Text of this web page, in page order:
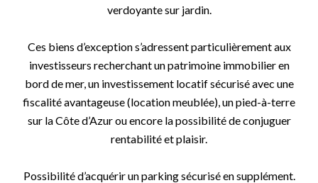
verdoyante sur jardin.
Ces biens d’exception s’adressent particulièrement aux
investisseurs recherchant un patrimoine immobilier en
bord de mer, un investissement locatif sécurisé avec une
fiscalité avantageuse (location meublée), un pied-à-terre
sur la Côte d’Azur ou encore la possibilité de conjuguer
rentabilité et plaisir.
Possibilité d’acquérir un parking sécurisé en supplément.